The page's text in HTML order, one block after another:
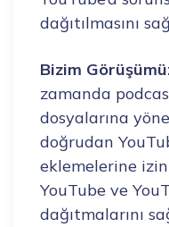
dağıtılmasını
Bizim
zamanda
dosyalarına
doğrudan
eklemelerine
YouTube ve
dağıtmalarını